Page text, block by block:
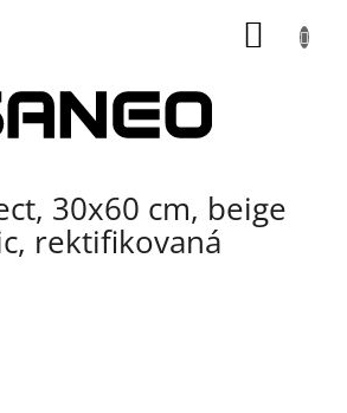
30x60 cm, beige
rektifikovaná